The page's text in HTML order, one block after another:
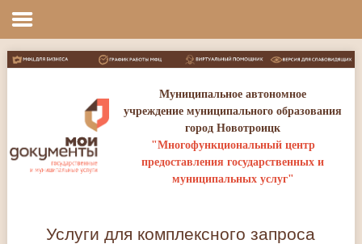
Услуги для комплексного запроса
Муниципальное автономное
учреждение муниципального образования
город Новотроицк
"Многофункциональный центр
предоставления государственных и
муниципальных услуг"
Услуги для комплексного запроса